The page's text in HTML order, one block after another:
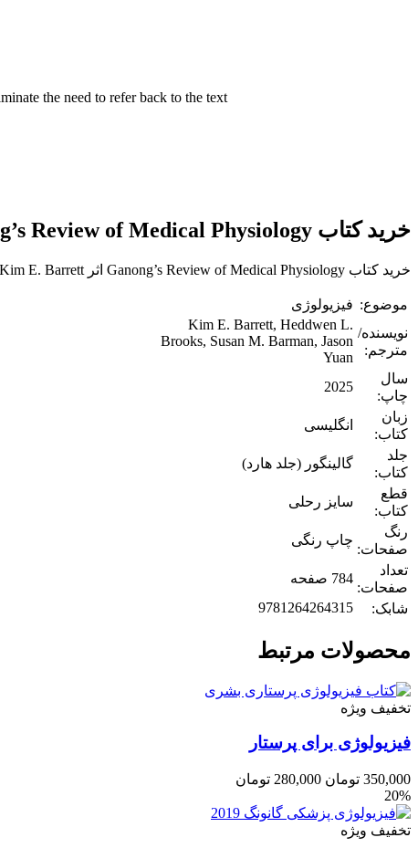
the need to refer back to the text
خرید کتاب Ganong’s Review of Medical Physiology
خرید کتاب Ganong’s Review of Medical Physiology اثر Kim E. Barrett زبان اصلی از مدیکال تکست بوک
موضوع: فیزیولوژی
نویسنده/
مترجم:
Kim E. Barrett, Heddwen L.
Brooks, Susan M. Barman, Jason
Yuan
سال
چاپ:
2025
زبان
کتاب:
انگلیسی
جلد
کتاب:
گالینگور (جلد هارد)
قطع
کتاب:
سایز رحلی
رنگ
صفحات:
چاپ رنگی
تعداد
صفحات:
784 صفحه
شابک:
9781264264315
محصولات مرتبط
تخفیف ویژه
فیزیولوژی برای پرستار
350,000 تومان 280,000 تومان
20%
تخفیف ویژه